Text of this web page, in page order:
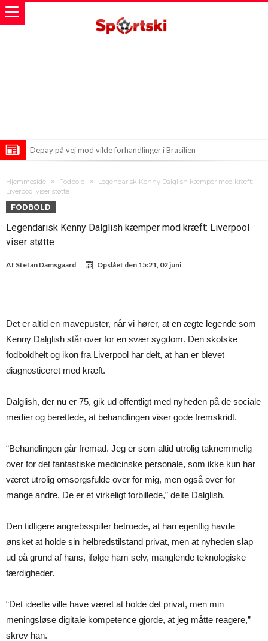
Depay på vej mod vilde forhandlinger i Brasilien
Fulhams Vildeste Indkøb: Gonzalo Garsia på Vej til Premier League
Hjemmeside Fodbold
Legendarisk Kenny Dalglish kæmper mod kræft:
Liverpool viser støtte
FODBOLD
Legendarisk Kenny Dalglish kæmper mod kræft: Liverpool
viser støtte
Af Stefan Damsgaard Opslået den 15:21, 02 juni
Det er altid en mavepuster, når vi hører, at en ægte legende som
Kenny Dalglish står over for en svær sygdom. Den skotske
fodboldhelt og ikon fra Liverpool har delt, at han er blevet
diagnosticeret med kræft.
Dalglish, der nu er 75, gik ud offentligt med nyheden på de sociale
medier og berettede, at behandlingen viser gode fremskridt.
“Behandlingen går fremad. Jeg er som altid utrolig taknemmelig
over for det fantastiske medicinske personale, som ikke kun har
været utrolig omsorgsfulde over for mig, men også over for
mange andre. De er et virkeligt forbillede,” delte Dalglish.
Den tidligere angrebsspiller betroede, at han egentlig havde
ønsket at holde sin helbredstilstand privat, men at nyheden slap
ud på grund af hans, ifølge ham selv, manglende teknologiske
færdigheder.
“Det ideelle ville have været at holde det privat, men min
meningsløse digitale kompetence gjorde, at jeg måtte reagere,”
skrev han.